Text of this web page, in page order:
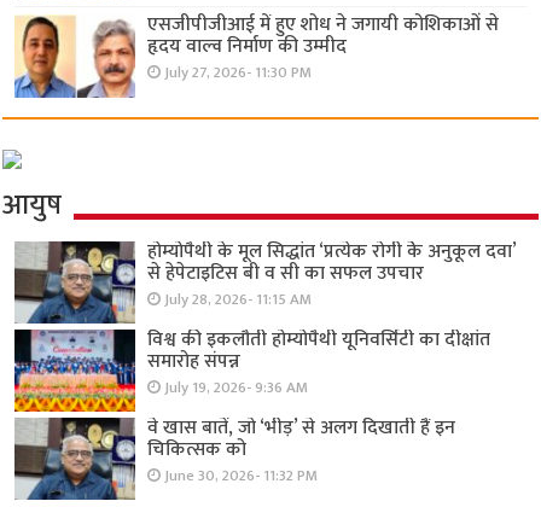
एसजीपीजीआई में हुए शोध ने जगायी कोशिकाओं से
हृदय वाल्व निर्माण की उम्मीद
July 27, 2026- 11:30 PM
आयुष
होम्योपैथी के मूल सिद्धांत ‘प्रत्येक रोगी केे अनुकूल दवा’
से हेपेटाइटिस बी व सी का सफल उपचार
July 28, 2026- 11:15 AM
विश्व की इकलौती होम्योपैथी यूनिवर्सिटी का दीक्षांत
समारोह संपन्न
July 19, 2026- 9:36 AM
वे खास बातें, जो ‘भीड़’ से अलग दिखाती हैं इन
चिकित्सक को
June 30, 2026- 11:32 PM